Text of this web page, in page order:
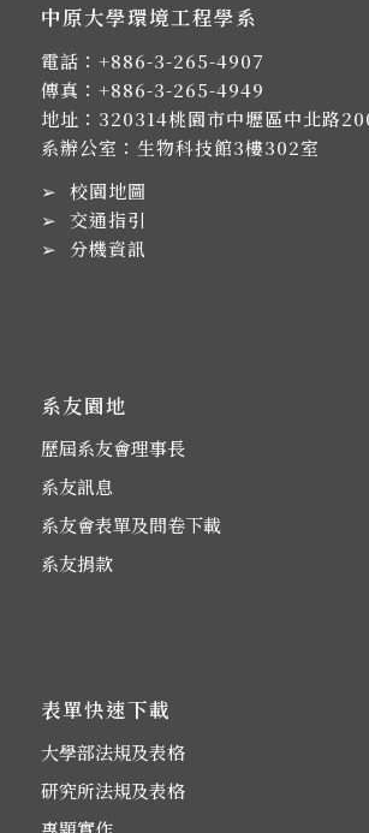
中原大學環境工程學系
電話： +886-3-265-4907
傳真：+886-3-265-4949
地址： 320314桃園市中壢區中北路
系辦公室：生物科技館3樓302室
➢ 校園地圖
➢ 交通指引
➢ 分機資訊
系友園地
歷屆系友會理事長
系友訊息
系友會表單及問卷下載
系友捐款
表單快速下載
大學部法規及表格
研究所法規及表格